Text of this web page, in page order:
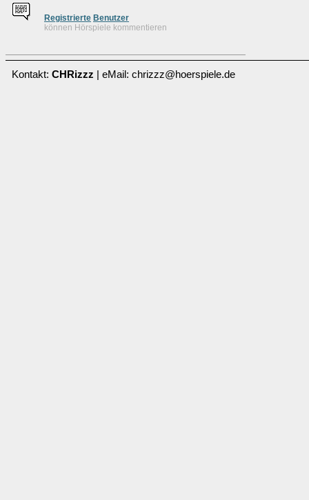
Registrierte Benutzer
können Hörspiele kommentieren
Kontakt: CHRizzz | eMail: chrizzz@hoerspiele.de